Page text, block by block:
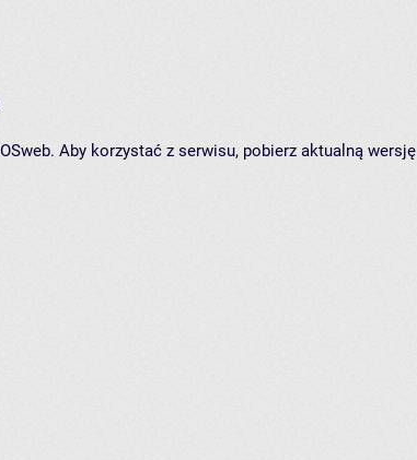
Aby korzystać z serwisu, pobierz aktualną wersję